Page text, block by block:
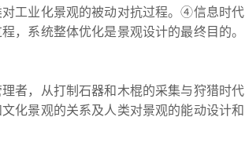
工业化景观的被动对抗过程。④信息时代
，系统整体优化是景观设计的最终目的。
者，从打制石器和木棍的采集与狩猎时代
化景观的关系及人类对景观的能动设计和